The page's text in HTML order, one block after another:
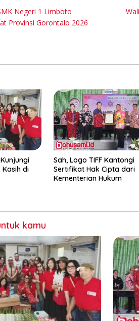
Negeri 1 Limboto
Provinsi Gorontalo 2026
Kasih di
Sah, Logo TIFF Kantongi
Sertifikat Hak Cipta dari
Kementerian Hukum
kamu